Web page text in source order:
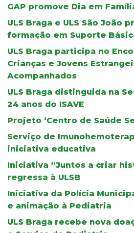
GAP promove Dia em
ULS Braga e ULS São João
formação em Suporte
ULS Braga participa no
Crianças e Jovens
Acompanhados
ULS Braga distinguida na
24 anos do ISAVE
Projeto ‘Centro de Saúde
Serviço de
iniciativa educativa
Iniciativa “Juntos a criar
regressa à ULSB
Iniciativa da Polícia
e animação à Pediatria
ULS Braga recebe nova